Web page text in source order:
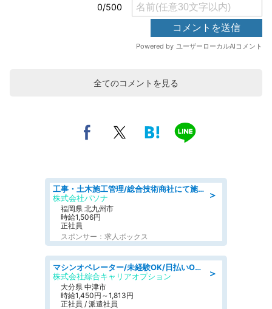
全てのコメントを見る
＞
工事・土木施工管理/総合技術商社にて施工管理のお仕事/即日勤務可/車通勤可/工事・土木施工管理/生産・品質管理
株式会社パソナ
福岡県 北九州市
時給1,506円
正社員
スポンサー：求人ボックス
＞
マシンオペレーター/未経験OK/日払いOK/寮費無料/交替制/20・30・40代活躍中
株式会社綜合キャリアオプション
大分県 中津市
時給1,450円～1,813円
正社員 / 派遣社員